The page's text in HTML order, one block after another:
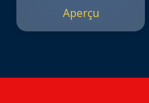
Aperçu